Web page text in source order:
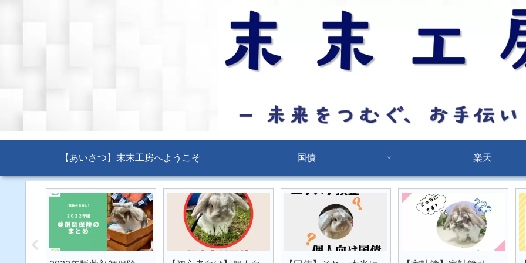
【あいさつ】末末工房へようこそ 国債 楽天